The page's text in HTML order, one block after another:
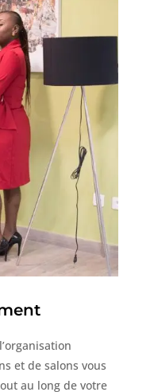
et de salons vous
au long de votre